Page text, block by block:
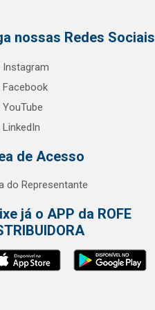
nossas Redes Sociais
Instagram
Facebook
YouTube
LinkedIn
de Acesso
do Representante
já o APP da ROFE